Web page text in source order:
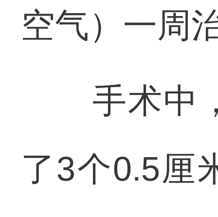
空气）一周
手术中，
了3个0.5厘